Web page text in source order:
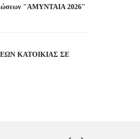
"ΑΜΥΝΤΑΙΑ 2026"
ΚΑΤΟΙΚΙΑΣ ΣΕ